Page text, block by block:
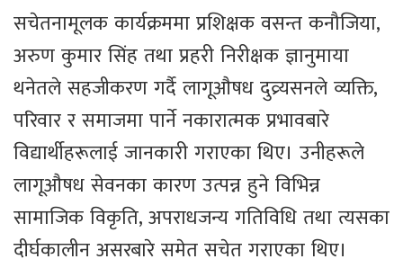
सचेतनामूलक कार्यक्रममा प्रशिक्षक वसन्त कनौजिया,
अरुण कुमार सिंह तथा प्रहरी निरीक्षक ज्ञानुमाया
थनेतले सहजीकरण गर्दै लागूऔषध दुव्र्यसनले व्यक्ति,
परिवार र समाजमा पार्ने नकारात्मक प्रभावबारे
विद्यार्थीहरूलाई जानकारी गराएका थिए। उनीहरूले
लागूऔषध सेवनका कारण उत्पन्न हुने विभिन्न
सामाजिक विकृति, अपराधजन्य गतिविधि तथा त्यसका
दीर्घकालीन असरबारे समेत सचेत गराएका थिए।